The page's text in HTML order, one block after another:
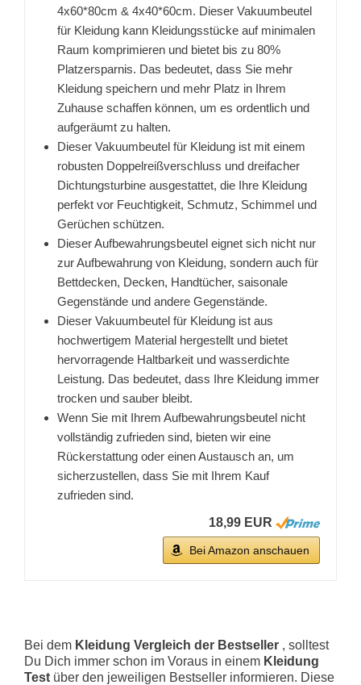
4x60*80cm & 4x40*60cm. Dieser Vakuumbeutel
für Kleidung kann Kleidungsstücke auf minimalen
Raum komprimieren und bietet bis zu 80%
Platzersparnis. Das bedeutet, dass Sie mehr
Kleidung speichern und mehr Platz in Ihrem
Zuhause schaffen können, um es ordentlich und
aufgeräumt zu halten.
Dieser Vakuumbeutel für Kleidung ist mit einem
robusten Doppelreißverschluss und dreifacher
Dichtungsturbine ausgestattet, die Ihre Kleidung
perfekt vor Feuchtigkeit, Schmutz, Schimmel und
Gerüchen schützen.
Dieser Aufbewahrungsbeutel eignet sich nicht nur
zur Aufbewahrung von Kleidung, sondern auch für
Bettdecken, Decken, Handtücher, saisonale
Gegenstände und andere Gegenstände.
Dieser Vakuumbeutel für Kleidung ist aus
hochwertigem Material hergestellt und bietet
hervorragende Haltbarkeit und wasserdichte
Leistung. Das bedeutet, dass Ihre Kleidung immer
trocken und sauber bleibt.
Wenn Sie mit Ihrem Aufbewahrungsbeutel nicht
vollständig zufrieden sind, bieten wir eine
Rückerstattung oder einen Austausch an, um
sicherzustellen, dass Sie mit Ihrem Kauf
zufrieden sind.
18,99 EUR
Bei Amazon anschauen
Bei dem Kleidung Vergleich der Bestseller , solltest
Du Dich immer schon im Voraus in einem Kleidung
Test über den jeweiligen Bestseller informieren. Diese